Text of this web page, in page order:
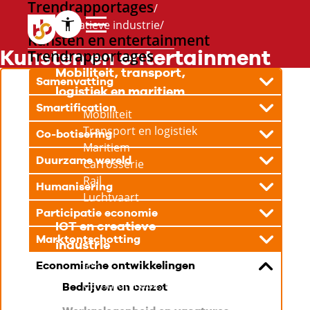
Trendrapportages
Mobiliteit, transport,
logistiek en maritiem
Mobiliteit
Transport en logistiek
Maritiem
Carrosserie
Rail
Luchtvaart
ICT en creatieve
industrie
ICT
Communicatie, media
Trendrapportages
ICT en creatieve industrie
Kunsten en entertainment
Kunsten en entertainment
Samenvatting
Smartification
Co-botisering
Duurzame wereld
Humanisering
Participatie economie
Marktontschotting
Economische ontwikkelingen
Bedrijven en omzet